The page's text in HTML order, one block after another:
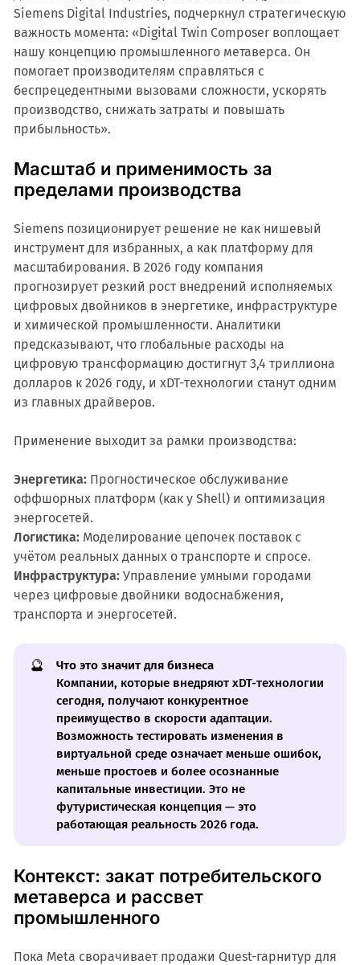
Siemens Digital Industries, подчеркнул стратегическую
важность момента: «Digital Twin Composer воплощает
нашу концепцию промышленного метаверса. Он
помогает производителям справляться с
беспрецедентными вызовами сложности, ускорять
производство, снижать затраты и повышать
прибыльность».
Масштаб и применимость за
пределами производства
Siemens позиционирует решение не как нишевый
инструмент для избранных, а как платформу для
масштабирования. В 2026 году компания
прогнозирует резкий рост внедрений исполняемых
цифровых двойников в энергетике, инфраструктуре
и химической промышленности. Аналитики
предсказывают, что глобальные расходы на
цифровую трансформацию достигнут 3,4 триллиона
долларов к 2026 году, и xDT-технологии станут одним
из главных драйверов.
Применение выходит за рамки производства:
Энергетика:Прогностическое обслуживание
оффшорных платформ (как у Shell) и оптимизация
энергосетей.
Логистика:Моделирование цепочек поставок с
учётом реальных данных о транспорте и спросе.
Инфраструктура:Управление умными городами
через цифровые двойники водоснабжения,
транспорта и энергосетей.
🔮
Что это значит для бизнеса
Компании, которые внедряют xDT-технологии
сегодня, получают конкурентное
преимущество в скорости адаптации.
Возможность тестировать изменения в
виртуальной среде означает меньше ошибок,
меньше простоев и более осознанные
капитальные инвестиции. Это не
футуристическая концепция — это
работающая реальность 2026 года.
Контекст: закат потребительского
метаверса и рассвет
промышленного
Пока Meta сворачивает продажи Quest-гарнитур для